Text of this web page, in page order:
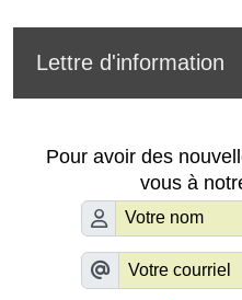
Lettre d'information
Pour avoir des
vous à